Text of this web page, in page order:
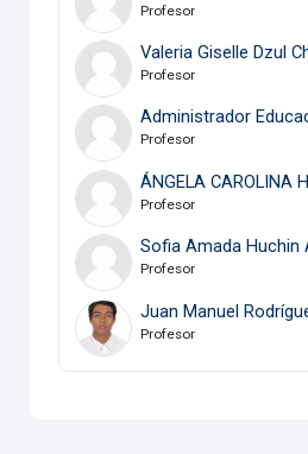
Profesor
Valeria Giselle Dzul
Profesor
Administrador
Profesor
ÁNGELA CAROLINA
Profesor
Sofia Amada Huchin
Profesor
Juan Manuel
Profesor